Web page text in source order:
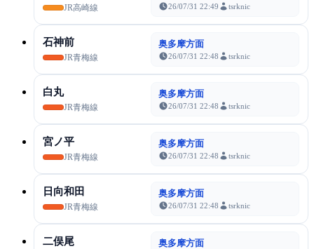
JR高崎線 26/07/31 22:49 tsrknic
石神前
JR青梅線
奥多摩方面
26/07/31 22:48 tsrknic
白丸
JR青梅線
奥多摩方面
26/07/31 22:48 tsrknic
宮ノ平
JR青梅線
奥多摩方面
26/07/31 22:48 tsrknic
日向和田
JR青梅線
奥多摩方面
26/07/31 22:48 tsrknic
二俣尾 奥多摩方面